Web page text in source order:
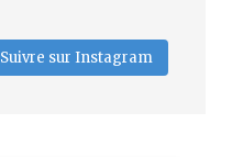
Suivre sur Instagram